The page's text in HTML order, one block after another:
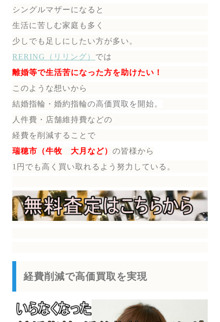
シングルマザーになると
生活に苦しむ家庭も多く
少しでも足しにしたい方が多い。
RERING（リリング） では
離婚等で生活苦になった方を助けたい！
このような想いから
結婚指輪・婚約指輪の高価買取を開始。
人件費・店舗維持費などの
経費を削減することで
瑞穂市（牛牧 大月など） の皆様から
1円でも高く買い取れるよう努力している。
経費削減で高価買取を実現